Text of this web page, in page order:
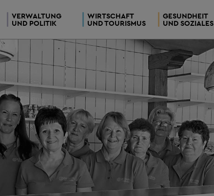
VERWALTUNG
UND POLITIK
WIRTSCHAFT
UND TOURISMUS
GESUNDHEIT
UND SOZIALES